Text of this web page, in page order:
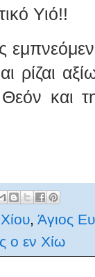
Υιό!!
ρίζαι
Θεόν και
, Άγιος
ο εν Χίω